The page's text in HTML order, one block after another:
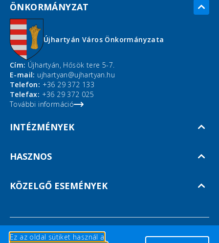
ÖNKORMÁNYZAT
Újhartyán Város Önkormányzata
Cím: Újhartyán, Hősök tere 5-7.
E-mail: ujhartyan@ujhartyan.hu
Telefon: +36 29 372 133
Telefax: +36 29 372 025
További információ
INTÉZMÉNYEK
HASZNOS
KÖZELGŐ ESEMÉNYEK
Copyright © 2026 Újhartyán ©
Ez az oldal sütiket használ a